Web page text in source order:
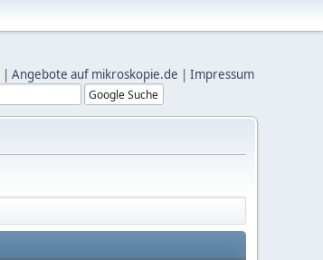
| Angebote auf mikroskopie.de | Impressum